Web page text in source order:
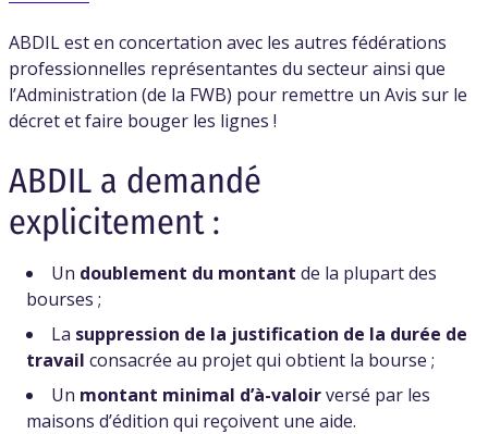
ABDIL est en concertation avec les autres fédérations
professionnelles représentantes du secteur ainsi que
l’Administration (de la FWB) pour remettre un Avis sur le
décret et faire bouger les lignes !
ABDIL a demandé
explicitement :
Un doublement du montant de la plupart des
bourses ;
La suppression de la justification de la durée de
travail consacrée au projet qui obtient la bourse ;
Un montant minimal d’à-valoirversé par les
maisons d’édition qui reçoivent une aide.